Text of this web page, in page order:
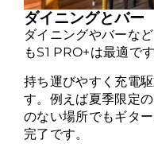
ダイニングとバー
ダイニングやバーな
もS1 PRO+は最適です
持ち運びやすく充電
す。例えば夏季限定
のない場所でもギタ
完了です。